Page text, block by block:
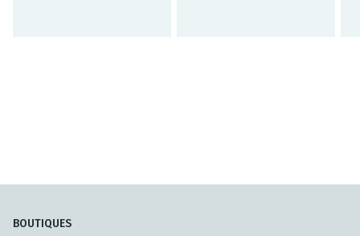
BOUTIQUES